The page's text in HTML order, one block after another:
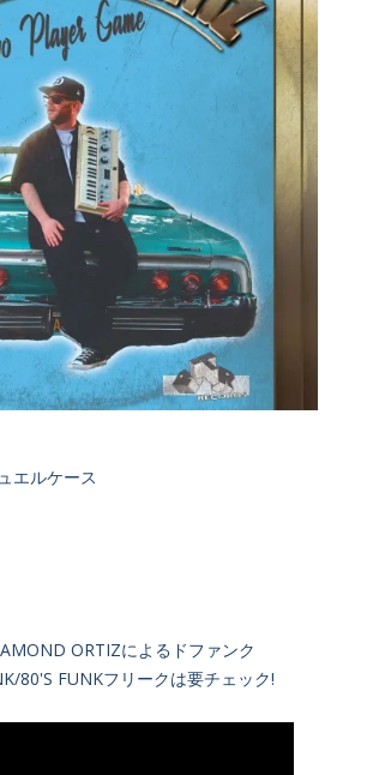
エルケース
ORTIZによるドファンク
80'S FUNKフリークは要チェック!